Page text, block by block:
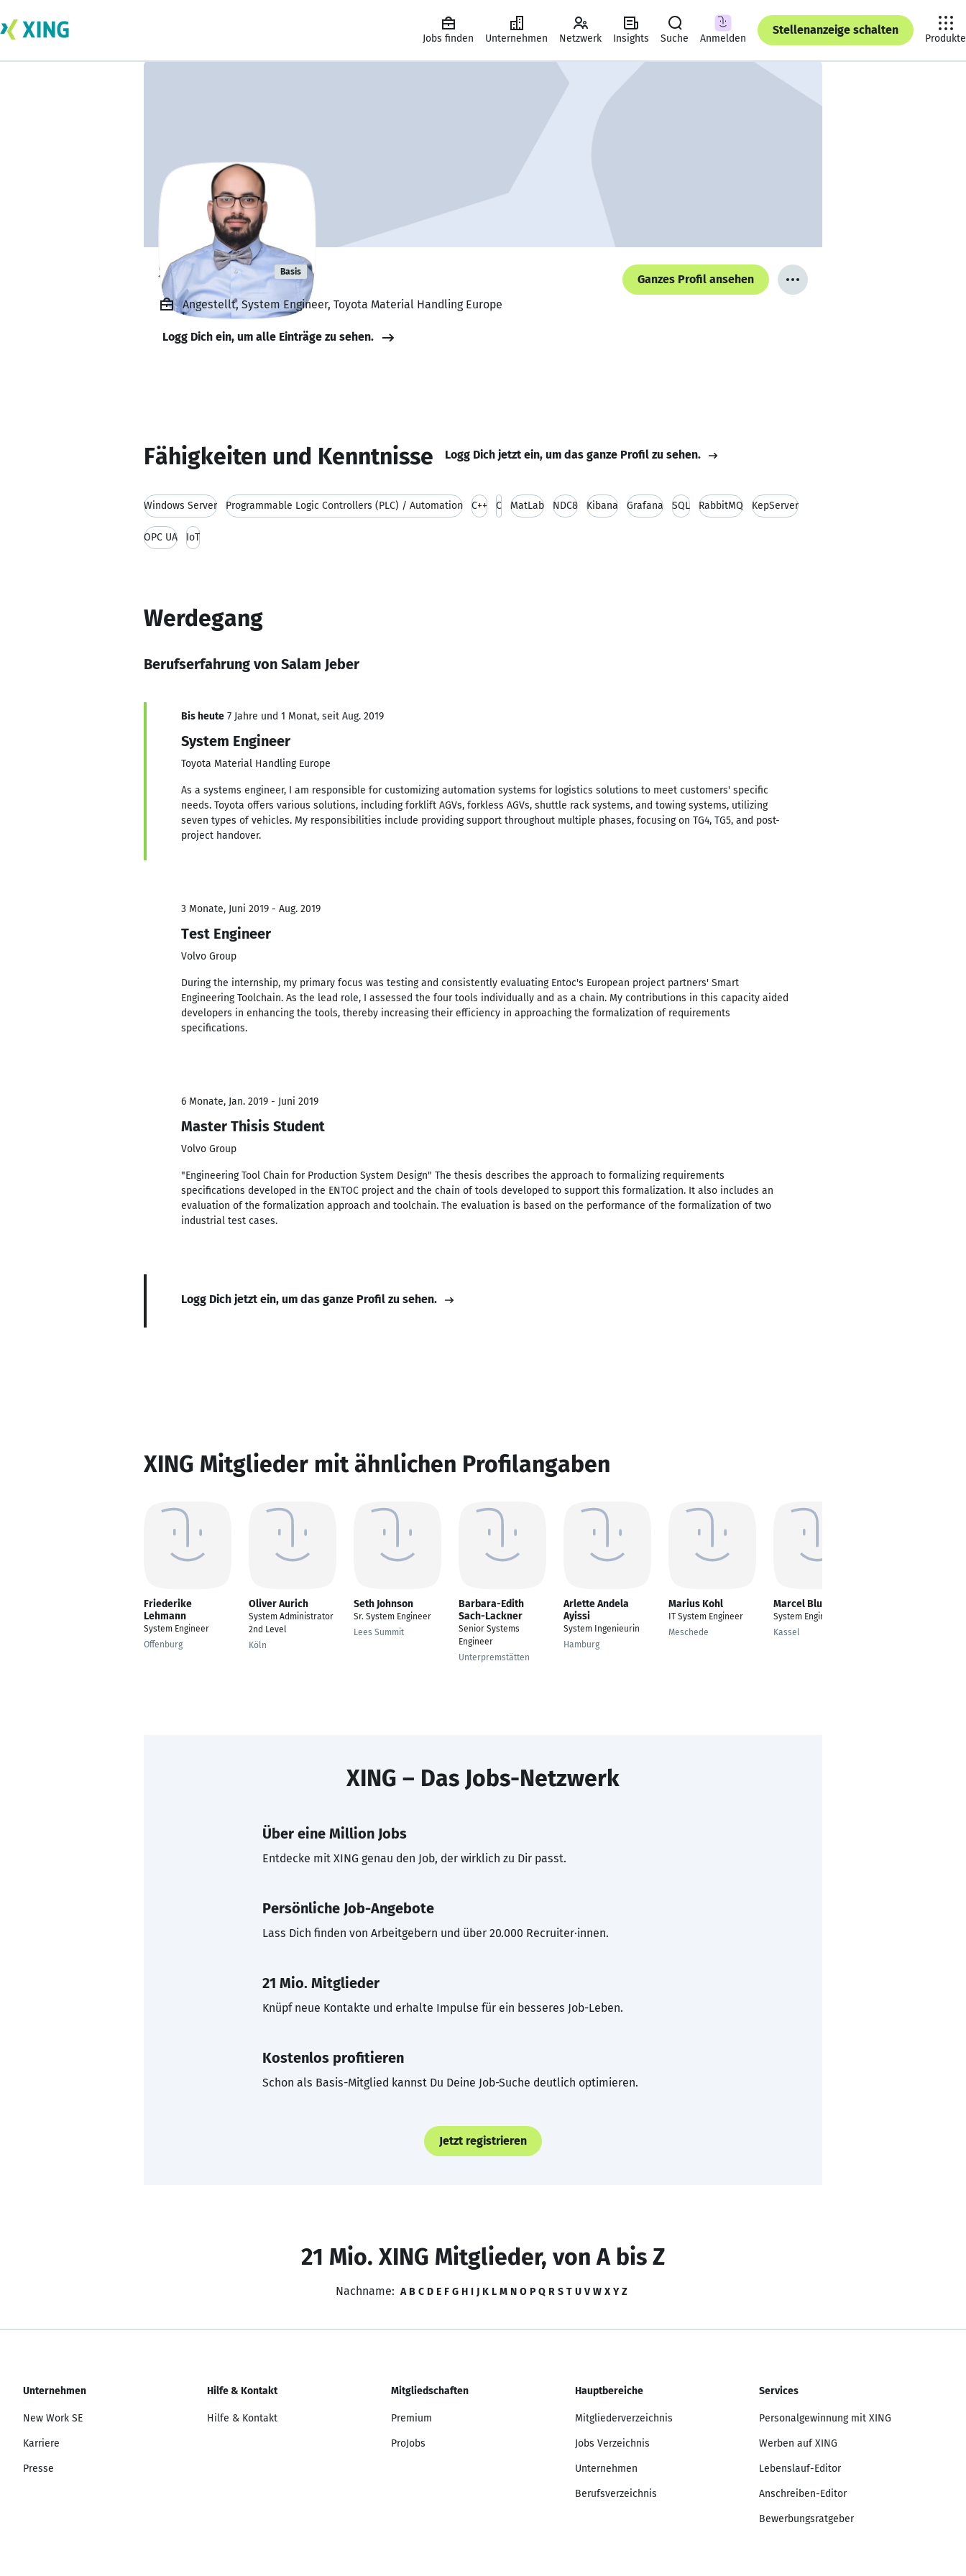
Jobs finden Unternehmen Netzwerk Insights Suche Anmelden
Stellenanzeige schalten
Produkte
Salam Jeber Basis
Ganzes Profil ansehen
Angestellt, System Engineer, Toyota Material Handling Europe
Logg Dich ein, um alle Einträge zu sehen.
Fähigkeiten und Kenntnisse Logg Dich jetzt ein, um das ganze Profil zu sehen.
Windows Server Programmable Logic Controllers (PLC) / Automation C++ C MatLab NDC8 Kibana Grafana SQL RabbitMQ KepServer
OPC UA IoT
Werdegang
Berufserfahrung von Salam Jeber
Bis heute 7 Jahre und 1 Monat, seit Aug. 2019
System Engineer
Toyota Material Handling Europe
As a systems engineer, I am responsible for customizing automation systems for logistics solutions to meet customers' specific
needs. Toyota offers various solutions, including forklift AGVs, forkless AGVs, shuttle rack systems, and towing systems, utilizing
seven types of vehicles. My responsibilities include providing support throughout multiple phases, focusing on TG4, TG5, and post-
project handover.
3 Monate, Juni 2019 - Aug. 2019
Test Engineer
Volvo Group
During the internship, my primary focus was testing and consistently evaluating Entoc's European project partners' Smart
Engineering Toolchain. As the lead role, I assessed the four tools individually and as a chain. My contributions in this capacity aided
developers in enhancing the tools, thereby increasing their efficiency in approaching the formalization of requirements
specifications.
6 Monate, Jan. 2019 - Juni 2019
Master Thisis Student
Volvo Group
"Engineering Tool Chain for Production System Design" The thesis describes the approach to formalizing requirements
specifications developed in the ENTOC project and the chain of tools developed to support this formalization. It also includes an
evaluation of the formalization approach and toolchain. The evaluation is based on the performance of the formalization of two
industrial test cases.
Logg Dich jetzt ein, um das ganze Profil zu sehen.
XING Mitglieder mit ähnlichen Profilangaben
Friederike
Lehmann
System Engineer
Offenburg
Oliver Aurich
System Administrator
2nd Level
Köln
Seth Johnson
Sr. System Engineer
Lees Summit
Barbara-Edith
Sach-Lackner
Senior Systems
Engineer
Unterpremstätten
Arlette Andela
Ayissi
System Ingenieurin
Hamburg
Marius Kohl
IT System Engineer
Meschede
Marcel Blum
System Engineer Citrix
Kassel
XING – Das Jobs-Netzwerk
Über eine Million Jobs
Entdecke mit XING genau den Job, der wirklich zu Dir passt.
Persönliche Job-Angebote
Lass Dich finden von Arbeitgebern und über 20.000 Recruiter·innen.
21 Mio. Mitglieder
Knüpf neue Kontakte und erhalte Impulse für ein besseres Job-Leben.
Kostenlos profitieren
Schon als Basis-Mitglied kannst Du Deine Job-Suche deutlich optimieren.
Jetzt registrieren
21 Mio. XING Mitglieder, von A bis Z
Nachname: A B C D E F G H I J K L M N O P Q R S T U V W X Y Z
Unternehmen
New Work SE
Karriere
Presse
Hilfe & Kontakt
Hilfe & Kontakt
Mitgliedschaften
Premium
ProJobs
Hauptbereiche
Mitgliederverzeichnis
Jobs Verzeichnis
Unternehmen
Berufsverzeichnis
Services
Personalgewinnung mit XING
Werben auf XING
Lebenslauf-Editor
Anschreiben-Editor
Bewerbungsratgeber